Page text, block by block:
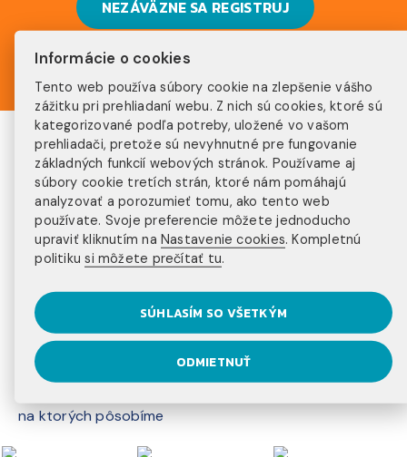
NEZÁVÄZNE SA REGISTRUJ
PREČO INJOY?
300+ klientov
ročne
15+ rokov
na trhu
20+ programov
na výber
3 kontinenty
na ktorých pôsobíme
Informácie o cookies
Tento web používa súbory cookie na zlepšenie vášho
zážitku pri prehliadaní webu. Z nich sú cookies, ktoré sú
kategorizované podľa potreby, uložené vo vašom
prehliadači, pretože sú nevyhnutné pre fungovanie
základných funkcií webových stránok. Používame aj
súbory cookie tretích strán, ktoré nám pomáhajú
analyzovať a porozumieť tomu, ako tento web
používate. Svoje preferencie môžete jednoducho
upraviť kliknutím naNastavenie cookies. Kompletnú
politikusi môžete prečítať tu.
SÚHLASÍM SO VŠETKÝM
ODMIETNUŤ